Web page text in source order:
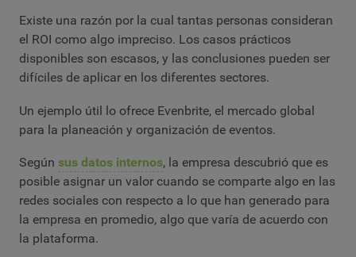
Existe una razón por la cual tantas personas consideran
el ROI como algo impreciso. Los casos prácticos
disponibles son escasos, y las conclusiones pueden ser
difíciles de aplicar en los diferentes sectores.
Un ejemplo útil lo ofrece Evenbrite, el mercado global
para la planeación y organización de eventos.
Según sus datos internos, la empresa descubrió que es
posible asignar un valor cuando se comparte algo en las
redes sociales con respecto a lo que han generado para
la empresa en promedio, algo que varía de acuerdo con
la plataforma.